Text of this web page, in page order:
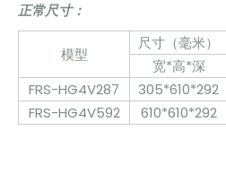
正常尺寸：
模型
尺寸（毫米）
宽*高*深
FRS-HG4V287
305*610*292
FRS-HG4V592
610*610*292